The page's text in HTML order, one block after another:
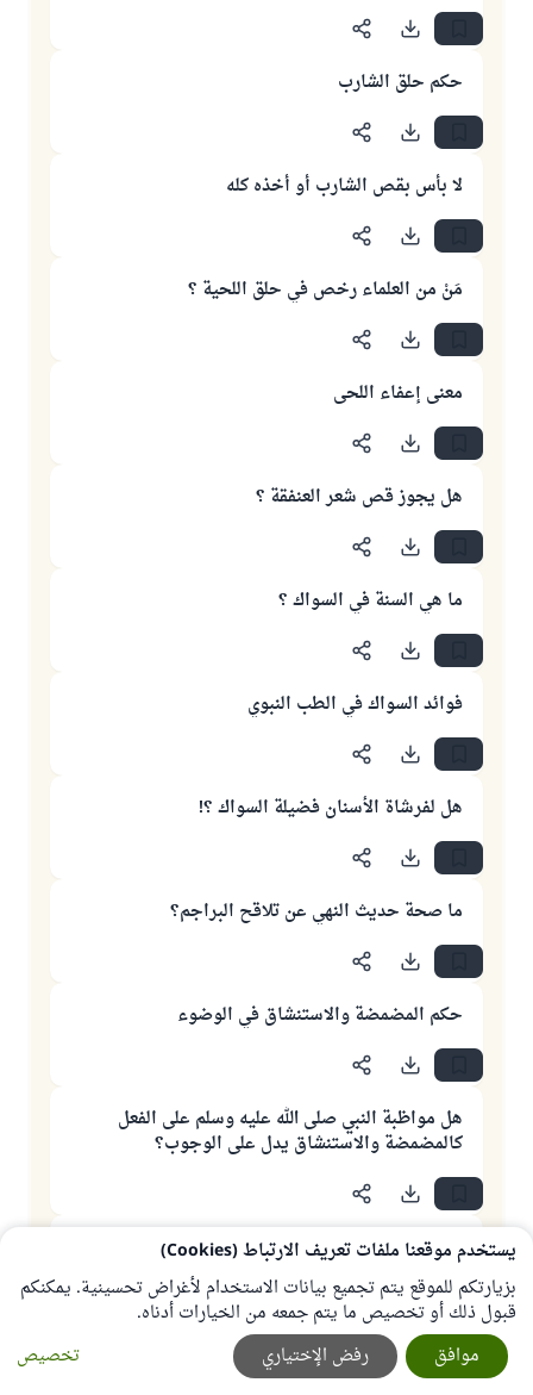
حكم حلق الشارب
لا بأس بقص الشارب أو أخذه كله
مَنْ من العلماء رخص في حلق اللحية ؟
معنى إعفاء اللحى
هل يجوز قص شعر العنفقة ؟
ما هي السنة في السواك ؟
فوائد السواك في الطب النبوي
هل لفرشاة الأسنان فضيلة السواك ؟!
ما صحة حديث النهي عن تلاقح البراجم؟
حكم المضمضة والاستنشاق في الوضوء
هل مواظبة النبي صلى الله عليه وسلم على الفعل
كالمضمضة والاستنشاق يدل على الوجوب؟
حكم الاستنثار في الوضوء
بعض الناس إذا توضأ واستنشق استنثر بيده اليمنى ،
فما حكم فعله ؟
يستخدم موقعنا ملفات تعريف الارتباط (Cookies)
بزيارتكم للموقع يتم تجميع بيانات الاستخدام لأغراض تحسينية. يمكنكم
قبول ذلك أو تخصيص ما يتم جمعه من الخيارات أدناه.
تخصيص
رفض الإختياري موافق